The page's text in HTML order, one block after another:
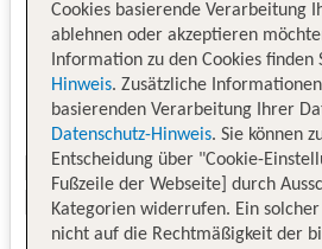
Cookies basierende Verarbeitung
ablehnen oder akzeptieren
Information zu den Cookies finden
Hinweis. Zusätzliche
basierenden Verarbeitung Ihrer
Datenschutz-Hinweis. Sie können
Entscheidung über "Cookie-
Fußzeile der Webseite] durch
Kategorien widerrufen. Ein
nicht auf die Rechtmäßigkeit der